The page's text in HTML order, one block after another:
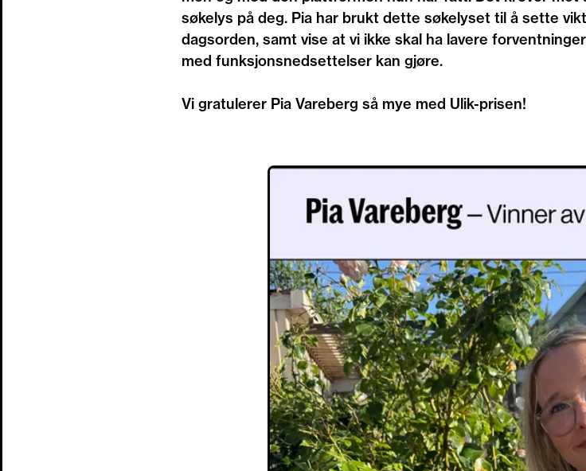
søkelys på deg. Pia har brukt dette søkelyset til å sette
dagsorden, samt vise at vi ikke skal ha lavere
med funksjonsnedsettelser kan gjøre.
Vi gratulerer Pia Vareberg så mye med Ulik-prisen!